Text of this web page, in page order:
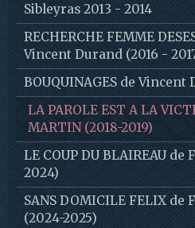
Sibleyras 2013 - 2014
RECHERCHE FEMME
Vincent Durand (2016 -
BOUQUINAGES de Vincent
LA PAROLE EST A LA
MARTIN (2018-2019)
LE COUP DU BLAIREAU
2024)
SANS DOMICILE FELIX de
(2024-2025)